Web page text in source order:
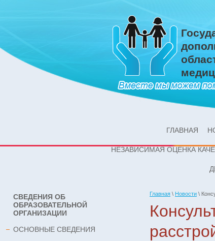
ГЛАВНАЯ
НЕЗАВИСИМАЯ ОЦЕНКА
Главная \ Новости \
СВЕДЕНИЯ ОБ
ОБРАЗОВАТЕЛЬНОЙ
ОРГАНИЗАЦИИ
ОСНОВНЫЕ СВЕДЕНИЯ